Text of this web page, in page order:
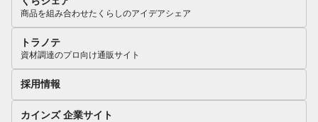
商品を組み合わせたくらしのアイデアシェア
トラノテ
資材調達のプロ向け通販サイト
採用情報
カインズ 企業サイト